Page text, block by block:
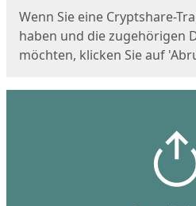
Wenn Sie eine Cryptshare-
haben und die zugehörigen
möchten, klicken Sie auf